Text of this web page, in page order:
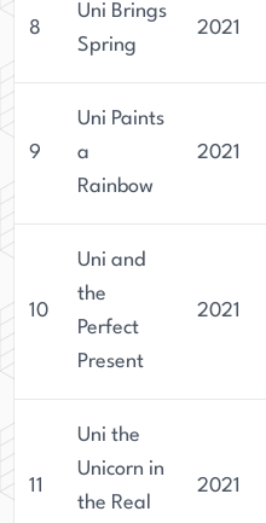
8
Uni Brings
Spring
2021
9
Uni Paints
a
Rainbow
2021
10
Uni and
the
Perfect
Present
2021
11
Uni the
Unicorn in
the Real
2021